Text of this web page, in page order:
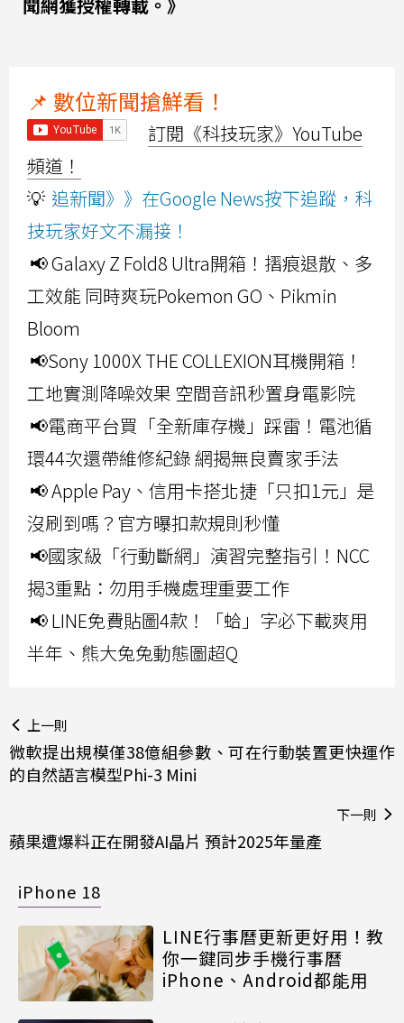
📌 數位新聞搶鮮看！
訂閱《科技玩家》YouTube
頻道！
💡 追新聞》》在Google News按下追蹤，科
技玩家好文不漏接！
📢 Galaxy Z Fold8 Ultra開箱！摺痕退散、多
工效能 同時爽玩Pokemon GO、Pikmin
Bloom
📢Sony 1000X THE COLLEXION耳機開箱！
工地實測降噪效果 空間音訊秒置身電影院
📢電商平台買「全新庫存機」踩雷！電池循
環44次還帶維修紀錄 網揭無良賣家手法
📢 Apple Pay、信用卡搭北捷「只扣1元」是
沒刷到嗎？官方曝扣款規則秒懂
📢國家級「行動斷網」演習完整指引！NCC
揭3重點：勿用手機處理重要工作
📢 LINE免費貼圖4款！「蛤」字必下載爽用
半年、熊大兔兔動態圖超Q
上一則
微軟提出規模僅38億組參數、可在行動裝置更快運作
的自然語言模型Phi-3 Mini
下一則
蘋果遭爆料正在開發AI晶片 預計2025年量產
iPhone 18
LINE行事曆更新更好用！教
你一鍵同步手機行事曆
iPhone、Android都能用